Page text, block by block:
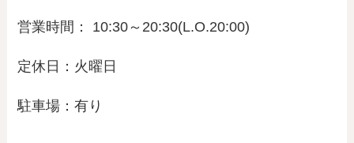
営業時間： 10:30～20:30(L.O.20:00)
定休日：火曜日
駐車場：有り